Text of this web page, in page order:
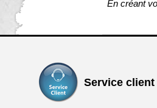
En créant
Service client